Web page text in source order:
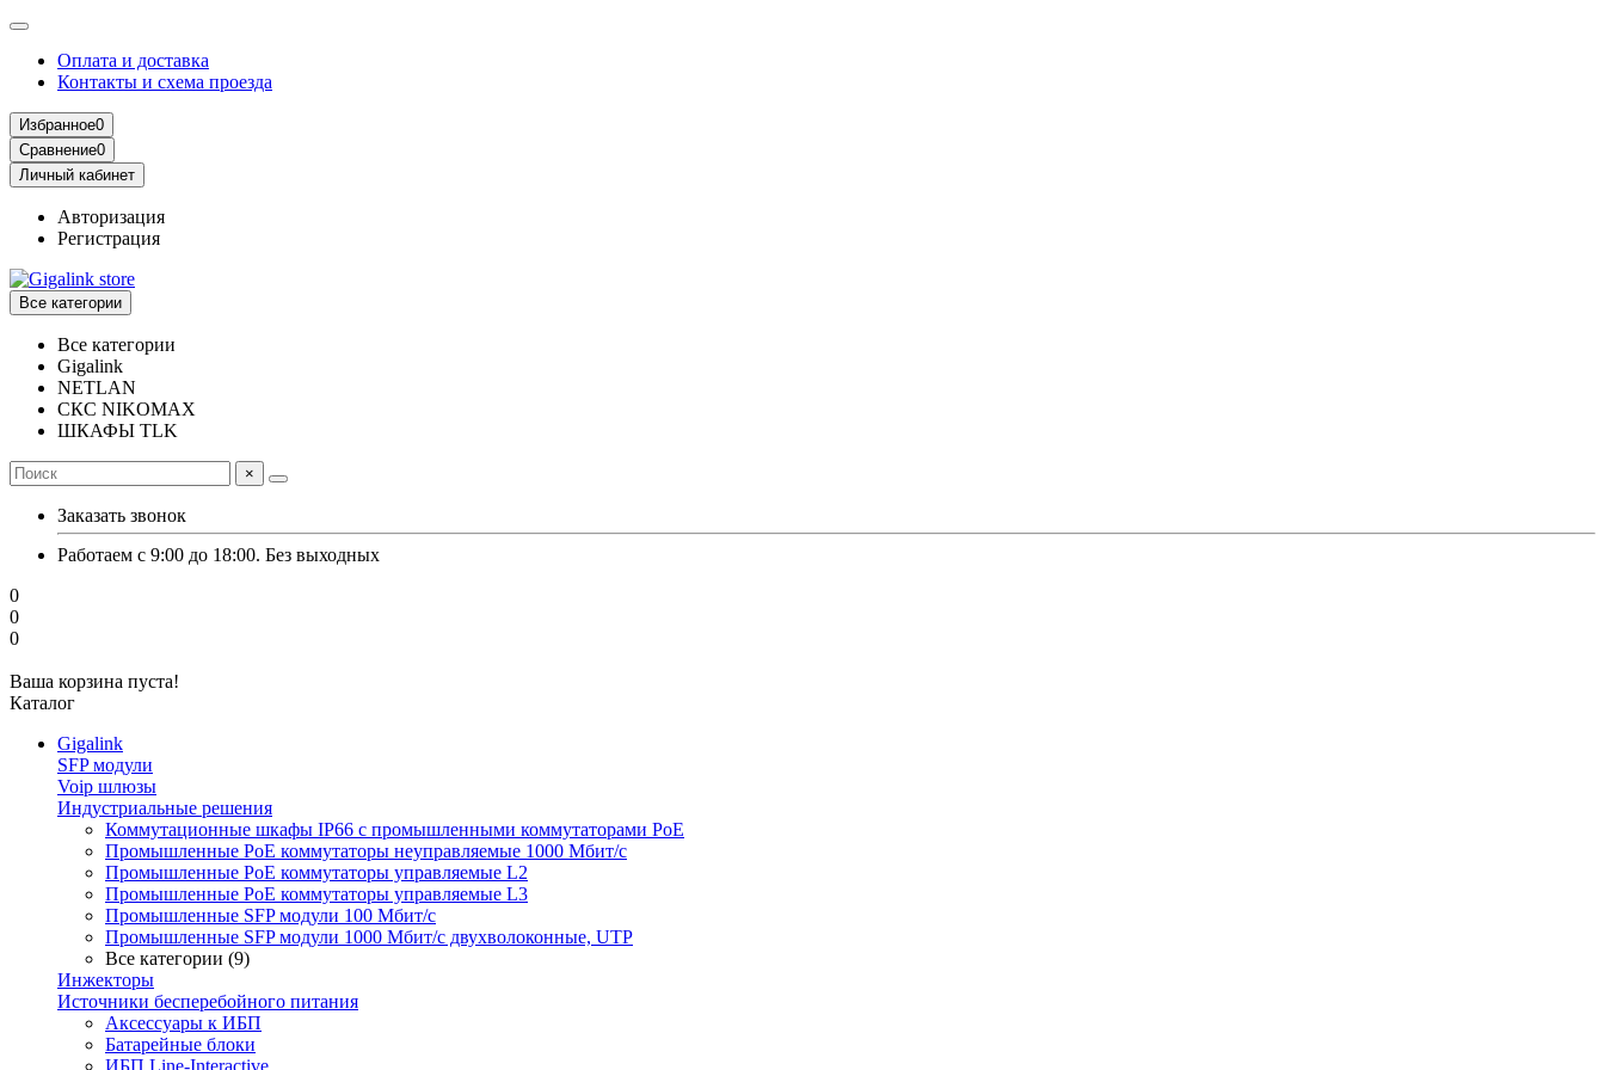
Оплата и доставка
Контакты и схема проезда
Избранное0
Сравнение0
Личный кабинет
Авторизация
Регистрация
Все категории
Все категории
Gigalink
NETLAN
СКС NIKOMAX
ШКАФЫ TLK
×
Заказать звонок
Работаем с 9:00 до 18:00. Без выходных
0
0
0
Ваша корзина пуста!
Каталог
Gigalink
SFP модули
Voip шлюзы
Индустриальные решения
Коммутационные шкафы IP66 c промышленными коммутаторами PoE
Промышленные PoE коммутаторы неуправляемые 1000 Мбит/с
Промышленные PoE коммутаторы управляемые L2
Промышленные PoE коммутаторы управляемые L3
Промышленные SFP модули 100 Мбит/c
Промышленные SFP модули 1000 Мбит/c двухволоконные, UTP
Все категории (9)
Инжекторы
Источники бесперебойного питания
Аксессуары к ИБП
Батарейные блоки
ИБП Line-Interactive